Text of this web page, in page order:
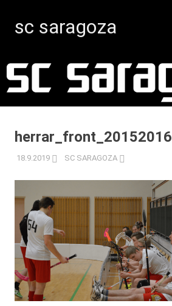
innehåll
sc saragoza
Kristinestad
sedan
herrar_front_20152016
18.9.2019 SC SARAGOZA